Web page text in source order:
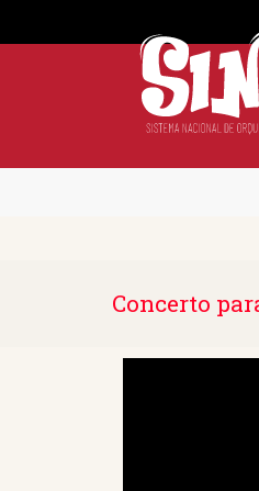
Concerto